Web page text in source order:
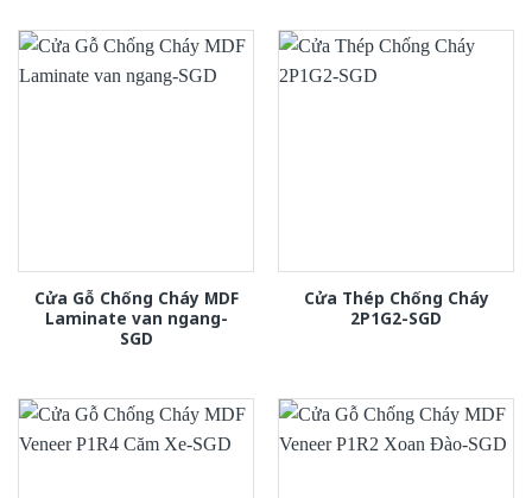
Cửa Gỗ Chống Cháy MDF
Laminate van ngang-
SGD
Cửa Thép Chống Cháy
2P1G2-SGD